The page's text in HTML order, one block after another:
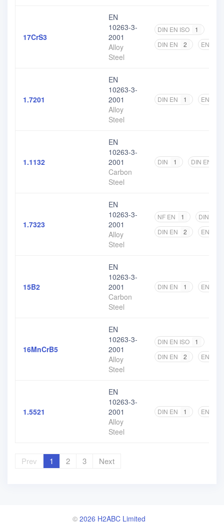
17CrS3
EN
10263-3-
2001
Alloy
Steel
DIN EN ISO 1
DIN EN
2 EN
1.7201
EN
10263-3-
2001
Alloy
Steel
DIN EN 1 EN
1.1132
EN
10263-3-
2001
Carbon
Steel
DIN 1 DIN EN
1.7323
EN
10263-3-
2001
Alloy
Steel
NF EN 1 DIN
DIN EN
2 EN
15B2
EN
10263-3-
2001
Carbon
Steel
DIN EN 1 EN
16MnCrB5
EN
10263-3-
2001
Alloy
Steel
DIN EN ISO 1
DIN EN
2 EN
1.5521
EN
10263-3-
2001
Alloy
Steel
DIN EN 1 EN
Prev 1 2 3 Next
© 2026 H2ABC Limited